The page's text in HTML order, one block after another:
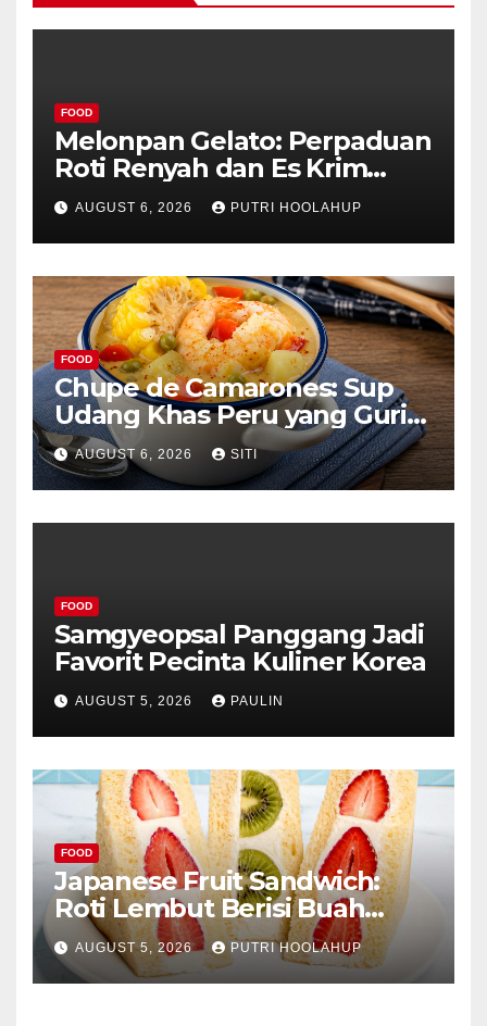
FOOD
Melonpan Gelato: Perpaduan
Roti Renyah dan Es Krim
Lembut yang Menggoda
AUGUST 6, 2026 PUTRI HOOLAHUP
FOOD
Chupe de Camarones: Sup
Udang Khas Peru yang Gurih
Lezat
AUGUST 6, 2026 SITI
FOOD
Samgyeopsal Panggang Jadi
Favorit Pecinta Kuliner Korea
AUGUST 5, 2026 PAULIN
FOOD
Japanese Fruit Sandwich:
Roti Lembut Berisi Buah
Segar yang Memikat Selera
AUGUST 5, 2026 PUTRI HOOLAHUP